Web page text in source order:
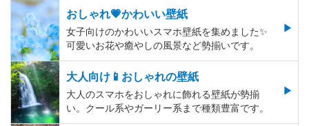
おしゃれ💗かわいい壁紙
女子向けのかわいいスマホ壁紙を集めました✨
可愛いお花や癒やしの風景など勢揃いです。
大人向け📱おしゃれの壁紙
大人のスマホをおしゃれに飾れる壁紙が勢揃
い。クール系やガーリー系まで種類豊富です。